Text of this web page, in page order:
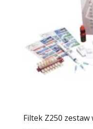
Filtek Z250